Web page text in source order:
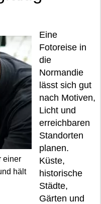
einer
hält
Eine
Fotoreise in
die
Normandie
lässt sich gut
nach Motiven,
Licht und
erreichbaren
Standorten
planen.
Küste,
historische
Städte,
Gärten und